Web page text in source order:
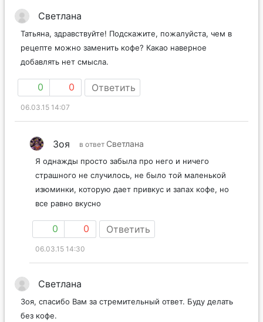
Светлана
Татьяна, здравствуйте! Подскажите, пожалуйста, чем в
рецепте можно заменить кофе? Какао наверное
добавлять нет смысла.
0 0 Ответить
06.03.15 14:07
Зоя в ответ Светлана
Я однажды просто забыла про него и ничего
страшного не случилось, не было той маленькой
изюминки, которую дает привкус и запах кофе, но
все равно вкусно
0 0 Ответить
06.03.15 14:30
Светлана
Зоя, спасибо Вам за стремительный ответ. Буду делать
без кофе.